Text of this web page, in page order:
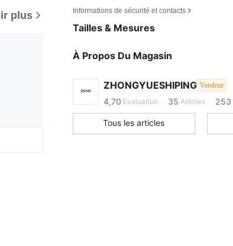
plus Informations de sécurité et contacts
Tailles & Mesures
À Propos Du Magasin
ZHONGYUESHIPING Vendeur
4,70
35
253
4,70 Evaluation 35 Articles 253
Tous les articles